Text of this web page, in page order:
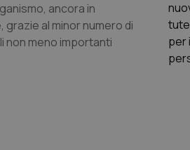
ancora in
al minor numero di
non meno importanti